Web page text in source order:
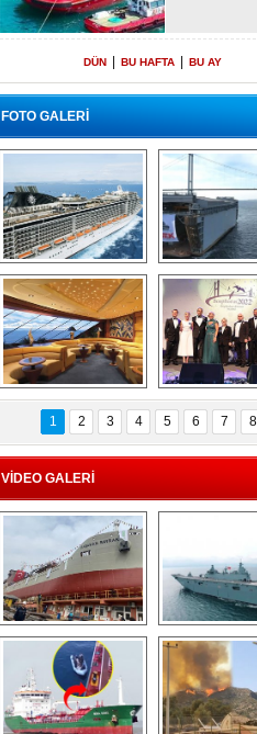
DÜN BU HAFTA BU AY
FOTO GALERİ
“Gemi içinde gemi”
konsepti ile MSC
Splendida
Dünyada
Denizaltı
havuzu
seyrine
MSC'den 55 milyon
euroluk turizm geliri
müjdesi
5.
Brokers
İstanbul’da
1 2 3 4 5 6 7 8
VİDEO GALERİ
Çeksan Tersanesi,
Başaran Bayrak
tankerini suya
indirdi
TCG
tersane
seyrini